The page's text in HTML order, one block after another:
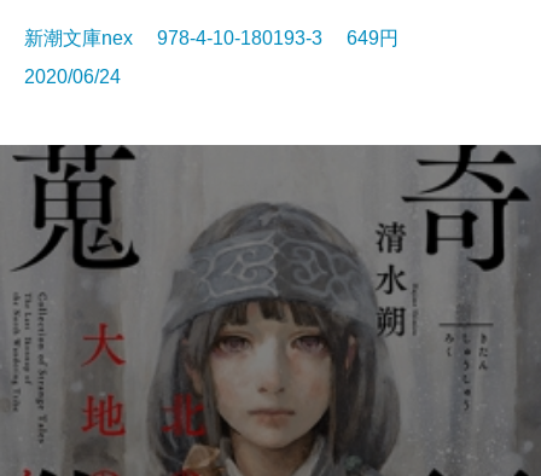
新潮文庫nex 978-4-10-180193-3 649円
2020/06/24